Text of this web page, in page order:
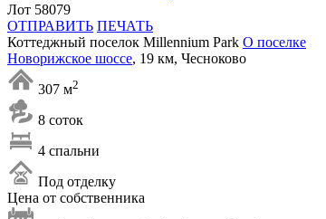
Лот 58079
ОТПРАВИТЬ ПЕЧАТЬ
Коттеджный поселок Millennium Park О поселке
Новорижское шоссе, 19 км, Чесноково
307 м2
8 соток
4 спальни
Под отделку
Цена от собственника